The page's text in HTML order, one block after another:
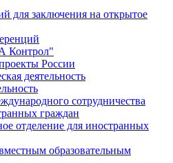
для заключения на открытое
России
деятельность
сотрудничества
граждан
отделение для иностранных
образовательным